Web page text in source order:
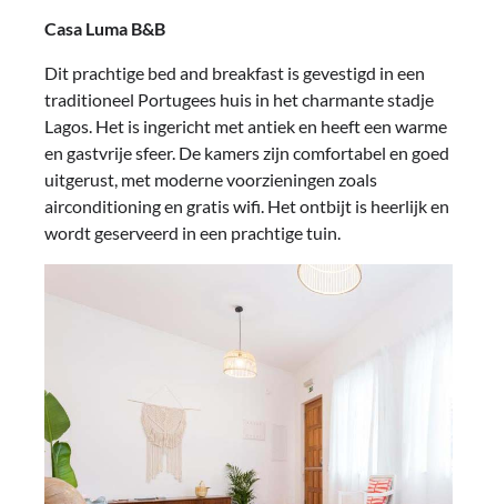
Casa Luma B&B
Dit prachtige bed and breakfast is gevestigd in een
traditioneel Portugees huis in het charmante stadje
Lagos. Het is ingericht met antiek en heeft een warme
en gastvrije sfeer. De kamers zijn comfortabel en goed
uitgerust, met moderne voorzieningen zoals
airconditioning en gratis wifi. Het ontbijt is heerlijk en
wordt geserveerd in een prachtige tuin.